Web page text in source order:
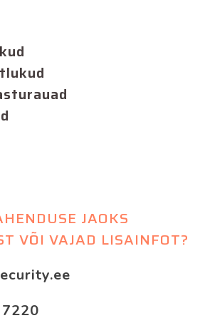
JAOKS
VÕI VAJAD LISAINFOT?